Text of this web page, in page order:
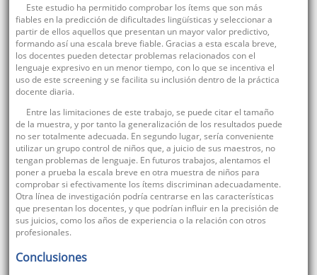
Este estudio ha permitido comprobar los ítems que son más
fiables en la predicción de dificultades lingüísticas y seleccionar a
partir de ellos aquellos que presentan un mayor valor predictivo,
formando así una escala breve fiable. Gracias a esta escala breve,
los docentes pueden detectar problemas relacionados con el
lenguaje expresivo en un menor tiempo, con lo que se incentiva el
uso de este screening y se facilita su inclusión dentro de la práctica
docente diaria.
Entre las limitaciones de este trabajo, se puede citar el tamaño
de la muestra, y por tanto la generalización de los resultados puede
no ser totalmente adecuada. En segundo lugar, sería conveniente
utilizar un grupo control de niños que, a juicio de sus maestros, no
tengan problemas de lenguaje. En futuros trabajos, alentamos el
poner a prueba la escala breve en otra muestra de niños para
comprobar si efectivamente los ítems discriminan adecuadamente.
Otra línea de investigación podría centrarse en las características
que presentan los docentes, y que podrían influir en la precisión de
sus juicios, como los años de experiencia o la relación con otros
profesionales.
Conclusiones